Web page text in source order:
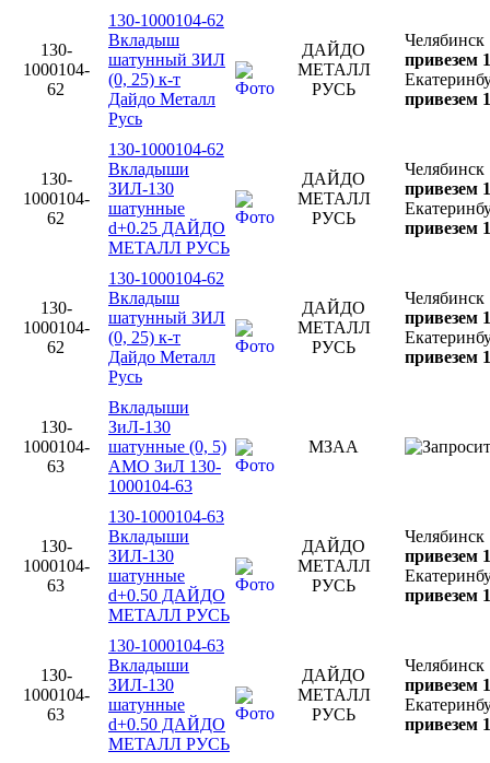
130-
1000104-
62
130-1000104-62
Вкладыш
шатунный ЗИЛ
(0, 25) к-т
Дайдо Металл
Русь
ДАЙДО
МЕТАЛЛ
РУСЬ
Челябинск
привезем
привезем
130-
1000104-
62
130-1000104-62
Вкладыши
ЗИЛ-130
шатунные
d+0.25 ДАЙДО
МЕТАЛЛ РУСЬ
ДАЙДО
МЕТАЛЛ
РУСЬ
Челябинск
привезем
привезем
130-
1000104-
62
130-1000104-62
Вкладыш
шатунный ЗИЛ
(0, 25) к-т
Дайдо Металл
Русь
ДАЙДО
МЕТАЛЛ
РУСЬ
Челябинск
привезем
привезем
130-
1000104-
63
Вкладыши
ЗиЛ-130
шатунные (0, 5)
АМО ЗиЛ 130-
1000104-63
МЗАА
130-
1000104-
63
130-1000104-63
Вкладыши
ЗИЛ-130
шатунные
d+0.50 ДАЙДО
МЕТАЛЛ РУСЬ
ДАЙДО
МЕТАЛЛ
РУСЬ
Челябинск
привезем
привезем
130-
1000104-
63
130-1000104-63
Вкладыши
ЗИЛ-130
шатунные
d+0.50 ДАЙДО
МЕТАЛЛ РУСЬ
ДАЙДО
МЕТАЛЛ
РУСЬ
Челябинск
привезем
привезем